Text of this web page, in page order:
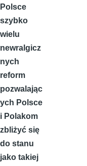
Polsce
szybko
wielu
newralgicz
nych
reform
pozwalając
ych Polsce
i Polakom
zbliżyć się
do stanu
jako takiej